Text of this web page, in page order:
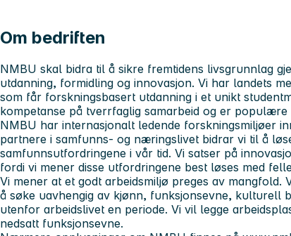
Om bedriften
NMBU skal bidra til å sikre fremtidens livsgrunnlag
utdanning, formidling og innovasjon. Vi har landets
som får forskningsbasert utdanning i et unikt
kompetanse på tverrfaglig samarbeid og er populære
NMBU har internasjonalt ledende forskningsmiljøer
partnere i samfunns- og næringslivet bidrar vi til å
samfunnsutfordringene i vår tid. Vi satser på
fordi vi mener disse utfordringene best løses med
Vi mener at et godt arbeidsmiljø preges av
å søke uavhengig av kjønn, funksjonsevne,
utenfor arbeidslivet en periode. Vi vil legge
nedsatt funksjonsevne.